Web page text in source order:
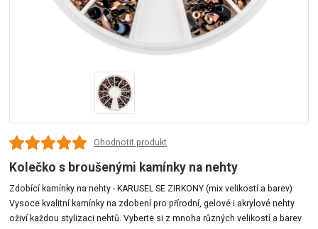
Ohodnotit produkt
Kolečko s broušenými kamínky na nehty
Zdobící kamínky na nehty - KARUSEL SE ZIRKONY (mix velikostí a barev)
Vysoce kvalitní kamínky na zdobení pro přírodní, gelové i akrylové nehty
oživí každou stylizaci nehtů. Vyberte si z mnoha různých velikostí a barev